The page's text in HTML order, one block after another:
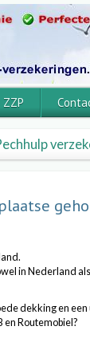
ZZP
in Nederland
dekking en
en Routemobiel?